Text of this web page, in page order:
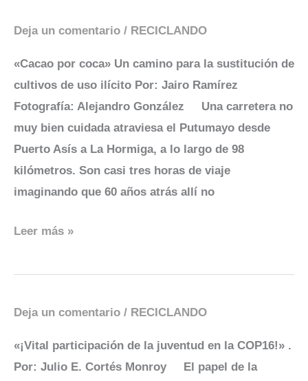
Deja un comentario / RECICLANDO
«Cacao por coca» Un camino para la sustitución de
cultivos de uso ilícito Por: Jairo Ramírez
Fotografía: Alejandro González Una carretera no
muy bien cuidada atraviesa el Putumayo desde
Puerto Asís a La Hormiga, a lo largo de 98
kilómetros. Son casi tres horas de viaje
imaginando que 60 años atrás allí no
Cacao
Leer más »
Deja un comentario / RECICLANDO
«¡Vital participación de la juventud en la COP16!» .
Por: Julio E. Cortés Monroy El papel de la
¡Vital